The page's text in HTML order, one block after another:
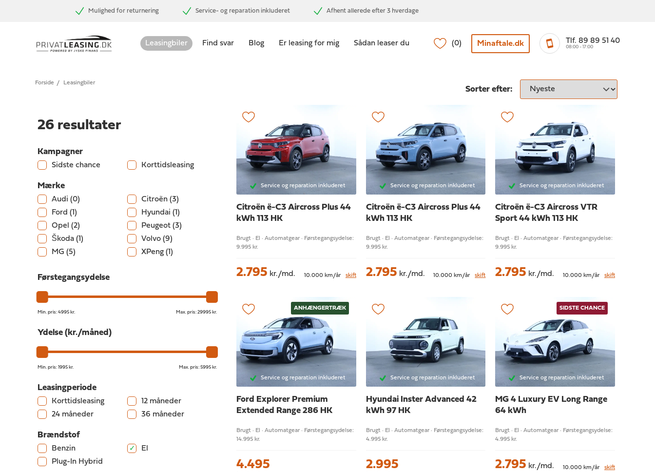
Mulighed for returnering Service- og reparation inkluderet Afhent allerede efter 3 hverdage
Leasingbiler Find svar Blog Er leasing for mig Sådan leaser du (0) Minaftale.dk Tlf. 89 89 51 40
08:00 - 17:00
Forside / Leasingbiler
Sorter efter:
26 resultater
Kampagner
Sidste chance Korttidsleasing
Mærke
Audi (0) Citroën(3)
Ford (1) Hyundai(1)
Opel (2) Peugeot(3)
Škoda (1) Volvo(9)
MG (5) XPeng(1)
Førstegangsydelse
Min. pris:4995 kr. Max. pris:29995 kr.
Ydelse (kr./måned)
Min. pris:1995 kr. Max. pris:5995 kr.
Leasingperiode
Korttidsleasing
12 måneder
24 måneder
36 måneder
Brændstof
Benzin
El
Plug-In Hybrid
Service og reparation inkluderet
Citroën ë-C3 Aircross Plus 44
kWh 113 HK
Brugt · El · Automatgear · Førstegangsydelse:
9.995 kr.
2.795 kr./md. 10.000 km/år skift
Service og reparation inkluderet
Citroën ë-C3 Aircross Plus 44
kWh 113 HK
Brugt · El · Automatgear · Førstegangsydelse:
9.995 kr.
2.795 kr./md. 10.000 km/år skift
Service og reparation inkluderet
Citroën ë-C3 AircrossVTR
Sport 44 kWh 113 HK
Brugt · El · Automatgear · Førstegangsydelse:
9.995 kr.
2.795 kr./md. 10.000 km/år skift
ANHÆNGERTRÆK
Service og reparation inkluderet
Ford Explorer Premium
Extended Range 286 HK
Brugt · El · Automatgear · Førstegangsydelse:
14.995 kr.
4.495
Service og reparation inkluderet
Hyundai Inster Advanced 42
kWh 97 HK
Brugt · El · Automatgear · Førstegangsydelse:
4.995 kr.
2.995
SIDSTE CHANCE
Service og reparation inkluderet
MG 4 Luxury EV Long Range
64 kWh
Brugt · El · Automatgear · Førstegangsydelse:
4.995 kr.
2.795 kr./md. 10.000 km/år skift